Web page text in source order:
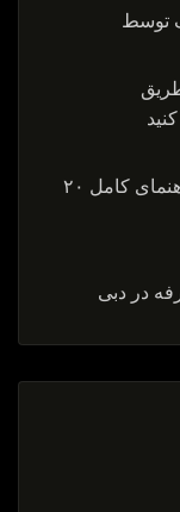
توسط
از طریق
خرید ملک در عمان برای خارجی‌ها: راهنمای کامل ۲۰
در دبی